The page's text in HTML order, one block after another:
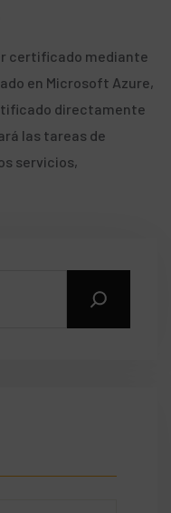
certificado mediante
en Microsoft Azure,
directamente
las tareas de
servicios,